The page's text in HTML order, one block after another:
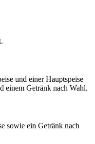
und einer Hauptspeise
einem Getränk nach Wahl.
sowie ein Getränk nach